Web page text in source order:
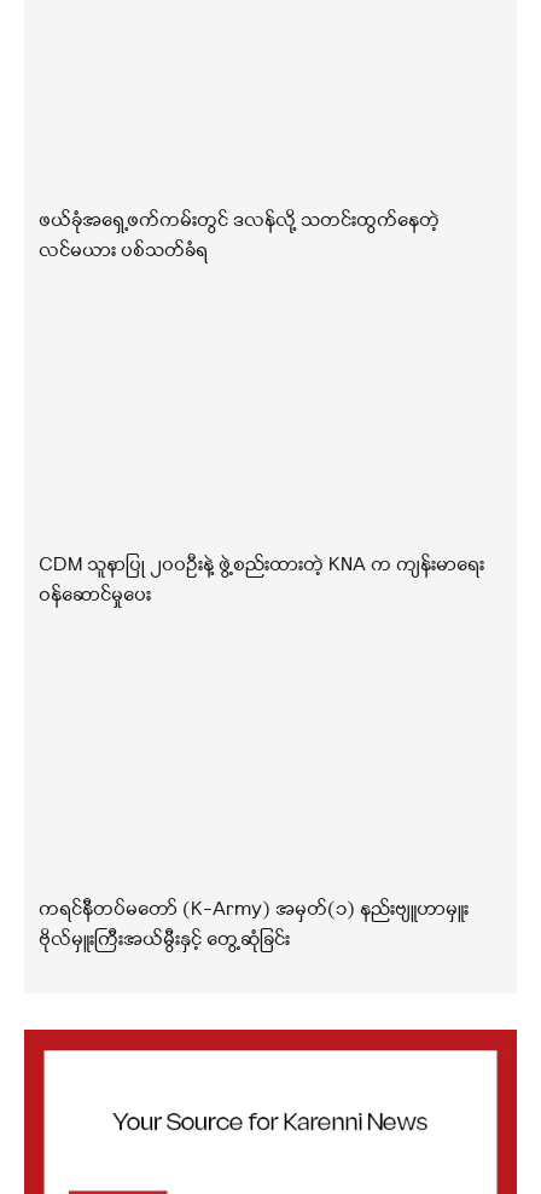
ဖယ်ခုံအရှေ့ဖက်ကမ်းတွင် ဒလန်လို့ သတင်းထွက်နေတဲ့
လင်မယား ပစ်သတ်ခံရ
CDM သူနာပြု ၂၀၀ဦးနဲ့ ဖွဲ့စည်းထားတဲ့ KNA က ကျန်းမာရေး
ဝန်ဆောင်မှုပေး
ကရင်နီတပ်မတော် (K-Army) အမှတ်(၁) နည်းဗျူဟာမှူး
ဗိုလ်မှူးကြီးအယ်မွီးနှင့် တွေ့ဆုံခြင်း